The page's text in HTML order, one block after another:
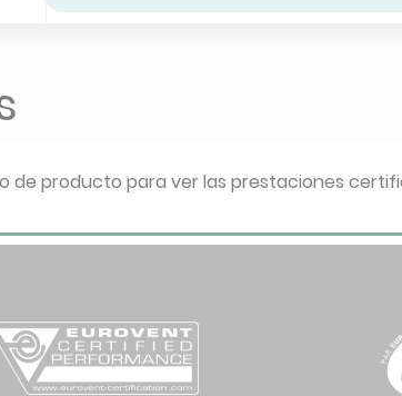
de producto para ver las prestaciones